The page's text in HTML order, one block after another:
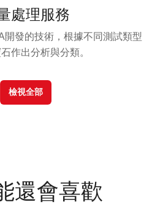
處理服務
開發的技術，根據不同測試類型
作出分析與分類。
檢視全部
還會喜歡